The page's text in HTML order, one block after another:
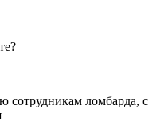
сотрудникам ломбарда, с